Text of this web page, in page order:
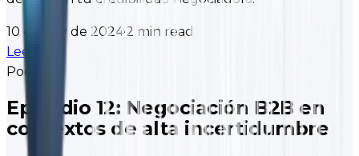
10 de nov de 2024·2 min read
Leer
Podcast
Episodio 12: Negociación B2B en
contextos de alta incertidumbre